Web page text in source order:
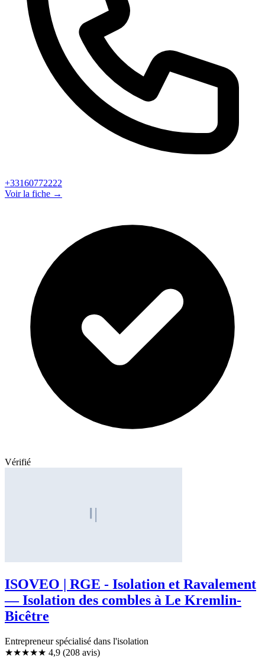
+33160772222
Voir la fiche →
Vérifié
ISOVEO | RGE - Isolation et Ravalement
— Isolation des combles à Le Kremlin-
Bicêtre
Entrepreneur spécialisé dans l'isolation
★★★★★ 4,9 (208 avis)